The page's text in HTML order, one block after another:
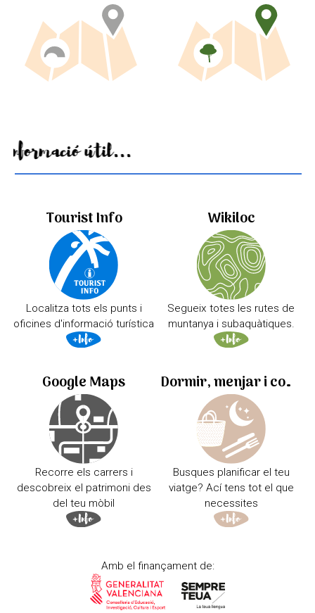
Informació útil...
Tourist Info
Localitza tots els punts i
oficines d'informació turística
Wikiloc
Segueix totes les rutes de
muntanya i subaquàtiques.
Google Maps
Recorre els carrers i
descobreix el patrimoni des
del teu mòbil
Dormir, menjar i comprar
Busques planificar el teu
viatge? Ací tens tot el que
necessites
Amb el finançament de: